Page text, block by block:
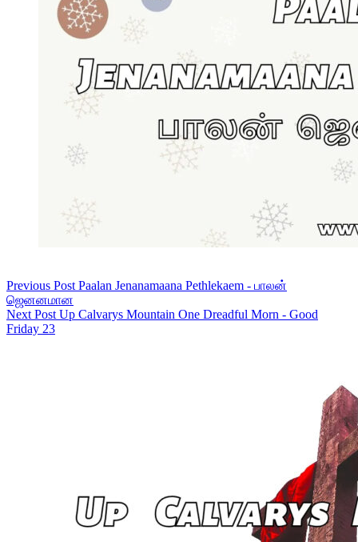
Previous Post Paalan Jenanamaana Pethlekaem - பாலன்
ஜெனனமான
Next Post Up Calvarys Mountain One Dreadful Morn - Good
Friday 23